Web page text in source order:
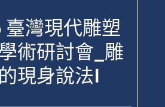
臺灣現代雕塑
術研討會_雕
現身說法I